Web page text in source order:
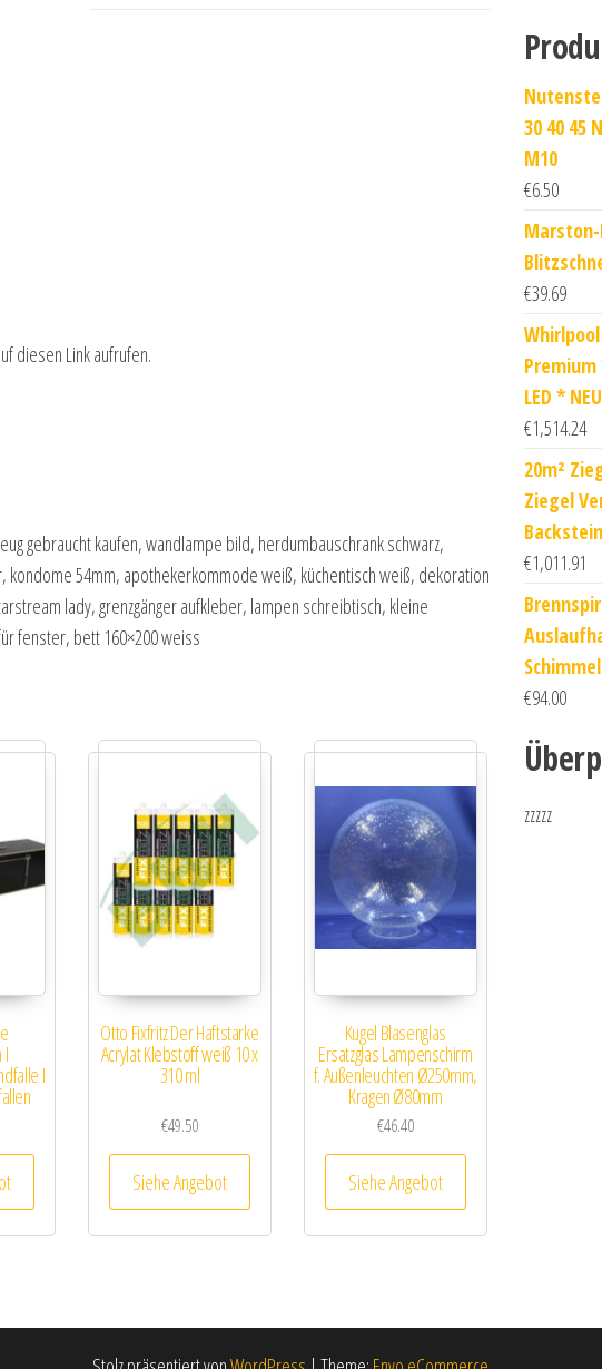
diesen Link aufrufen.
gebraucht kaufen, wandlampe bild, herdumbauschrank schwarz,
kondome 54mm, apothekerkommode weiß, küchentisch weiß, dekoration
lady, grenzgänger aufkleber, lampen schreibtisch, kleine
fenster, bett 160×200 weiss
I
I
Otto Fixfritz Der Haftstarke
Acrylat Klebstoff weiß 10 x
310 ml
€49.50
Siehe Angebot
Kugel Blasenglas
Ersatzglas Lampenschirm
f. Außenleuchten Ø250mm,
Kragen Ø80mm
€46.40
Siehe Angebot
30 40 45
M10
€6.50
€39.69
Premium
LED * NEU
€1,514.24
20m²
Ziegel
Backstein
€1,011.91
€94.00
zzzzz